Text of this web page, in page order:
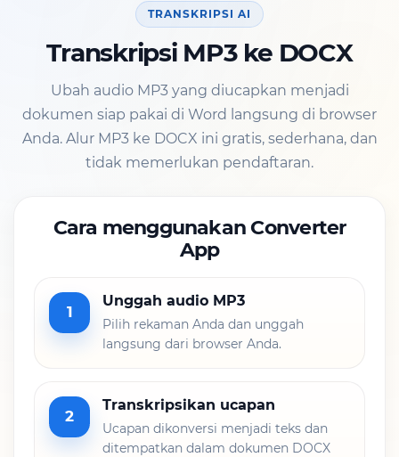
TRANSKRIPSI AI
Transkripsi MP3 ke DOCX
Ubah audio MP3 yang diucapkan menjadi
dokumen siap pakai di Word langsung di browser
Anda. Alur MP3 ke DOCX ini gratis, sederhana, dan
tidak memerlukan pendaftaran.
Cara menggunakan Converter
App
1
Unggah audio MP3
Pilih rekaman Anda dan unggah
langsung dari browser Anda.
2
Transkripsikan ucapan
Ucapan dikonversi menjadi teks dan
ditempatkan dalam dokumen DOCX